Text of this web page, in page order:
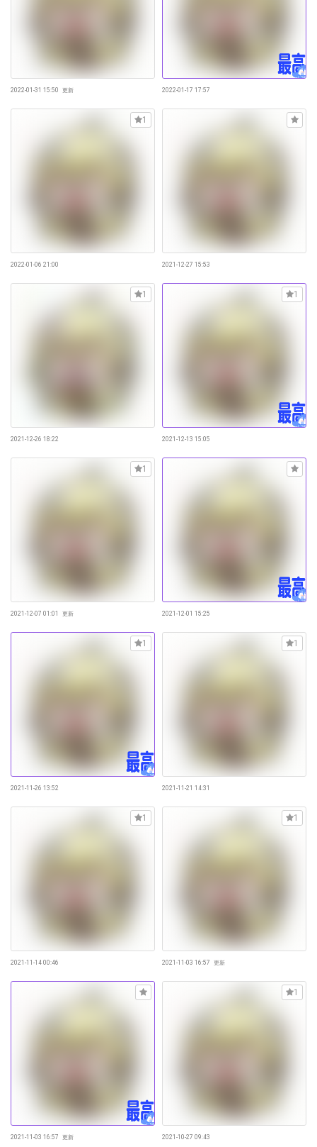
2022-01-31 15:50 更新 2022-01-17 17:57
2022-01-06 21:00
1
2021-12-27 15:53
2021-12-26 18:22
1
2021-12-13 15:05
1
2021-12-07 01:01 更新
1
2021-12-01 15:25
2021-11-26 13:52
1
2021-11-21 14:31
1
2021-11-14 00:46
1
2021-11-03 16:57 更新
1
2021-11-03 16:57 更新 2021-10-27 09:43
1